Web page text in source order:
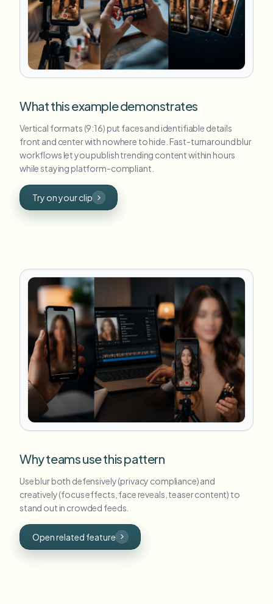
What this example demonstrates
Vertical formats (9:16) put faces and identifiable details
front and center with nowhere to hide. Fast-turnaround blur
workflows let you publish trending content within hours
while staying platform-compliant.
Try on your clip
Why teams use this pattern
Use blur both defensively (privacy compliance) and
creatively (focus effects, face reveals, teaser content) to
stand out in crowded feeds.
Open related feature